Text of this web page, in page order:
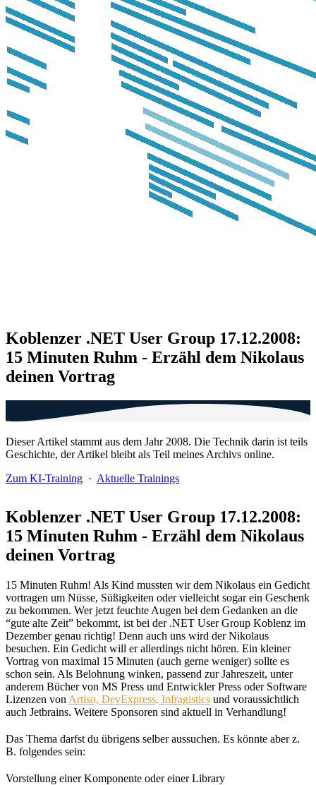
Koblenzer .NET User Group 17.12.2008:
15 Minuten Ruhm - Erzähl dem Nikolaus
deinen Vortrag
Dieser Artikel stammt aus dem Jahr 2008. Die Technik darin ist teils
Geschichte, der Artikel bleibt als Teil meines Archivs online.
Zum KI-Training · Aktuelle Trainings
Koblenzer .NET User Group 17.12.2008:
15 Minuten Ruhm - Erzähl dem Nikolaus
deinen Vortrag
15 Minuten Ruhm! Als Kind mussten wir dem Nikolaus ein Gedicht
vortragen um Nüsse, Süßigkeiten oder vielleicht sogar ein Geschenk
zu bekommen. Wer jetzt feuchte Augen bei dem Gedanken an die
“gute alte Zeit” bekommt, ist bei der .NET User Group Koblenz im
Dezember genau richtig! Denn auch uns wird der Nikolaus
besuchen. Ein Gedicht will er allerdings nicht hören. Ein kleiner
Vortrag von maximal 15 Minuten (auch gerne weniger) sollte es
schon sein. Als Belohnung winken, passend zur Jahreszeit, unter
anderem Bücher von MS Press und Entwickler Press oder Software
Lizenzen von Artiso, DevExpress, Infragistics und voraussichtlich
auch Jetbrains. Weitere Sponsoren sind aktuell in Verhandlung!
Das Thema darfst du übrigens selber aussuchen. Es könnte aber z.
B. folgendes sein:
Vorstellung einer Komponente oder einer Library